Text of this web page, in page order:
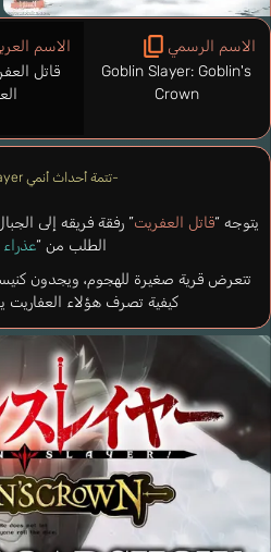
-تتمة أحداث أنمي Goblin Slayer–
يتوجه “قاتل العفريت” رفقة فريقه إلى
الطلب من “
تتعرض قرية صغيرة للهجوم، ويجدون
كيفية تصرف هؤلاء العفاريت
الاسم الرسمي
Goblin Slayer: Goblin's
Crown
الاسم
قاتل